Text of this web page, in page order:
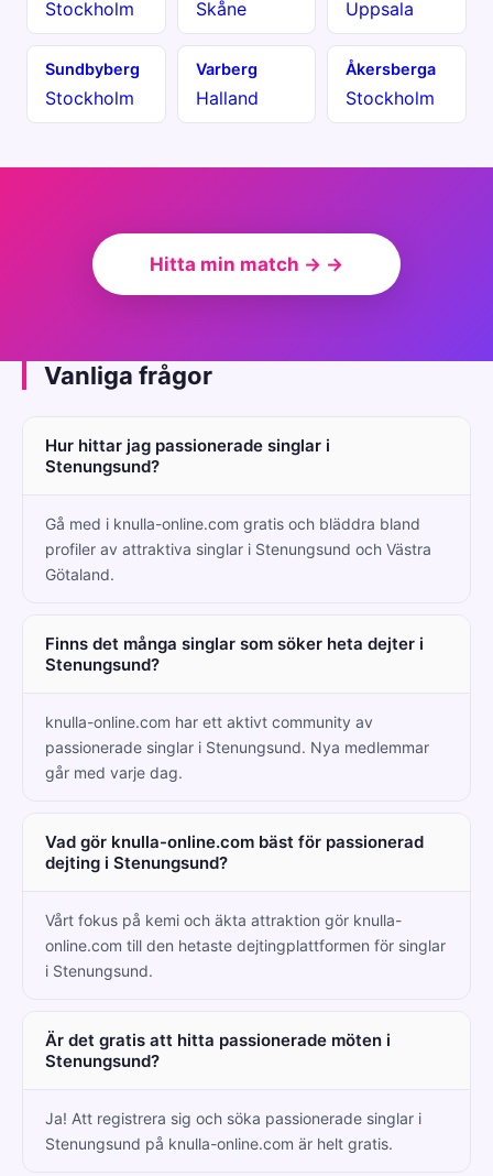
Stockholm Skåne Uppsala
Sundbyberg
Stockholm
Varberg
Halland
Åkersberga
Stockholm
Hitta min match → →
Vanliga frågor
Hur hittar jag passionerade singlar i
Stenungsund?
Gå med i knulla-online.com gratis och bläddra bland
profiler av attraktiva singlar i Stenungsund och Västra
Götaland.
Finns det många singlar som söker heta dejter i
Stenungsund?
knulla-online.com har ett aktivt community av
passionerade singlar i Stenungsund. Nya medlemmar
går med varje dag.
Vad gör knulla-online.com bäst för passionerad
dejting i Stenungsund?
Vårt fokus på kemi och äkta attraktion gör knulla-
online.com till den hetaste dejtingplattformen för singlar
i Stenungsund.
Är det gratis att hitta passionerade möten i
Stenungsund?
Ja! Att registrera sig och söka passionerade singlar i
Stenungsund på knulla-online.com är helt gratis.